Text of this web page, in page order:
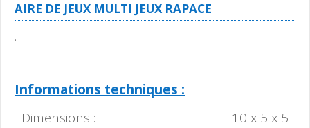
AIRE DE JEUX MULTI JEUX RAPACE
.
Informations techniques :
Dimensions :
10 x 5 x 5